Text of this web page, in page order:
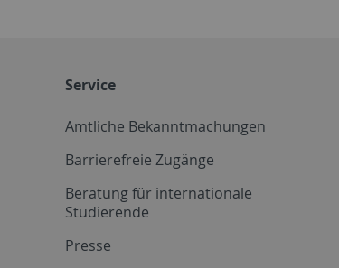
Service
Amtliche Bekanntmachungen
Barrierefreie Zugänge
Beratung für internationale
Studierende
Presse